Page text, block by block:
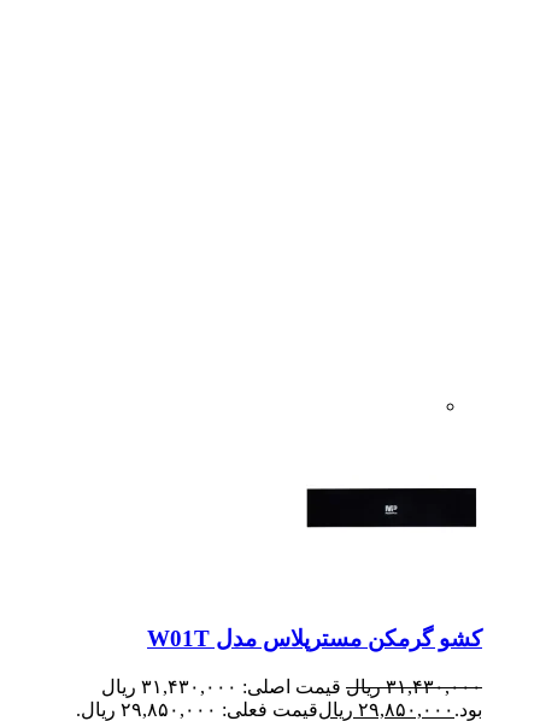
کشو گرمکن مسترپلاس مدل W01T
۳۱,۴۳۰,۰۰۰ ریال
قیمت اصلی: ۳۱,۴۳۰,۰۰۰ ریال
بود. ۲۹,۸۵۰,۰۰۰ ریالقیمت فعلی: ۲۹,۸۵۰,۰۰۰ ریال.